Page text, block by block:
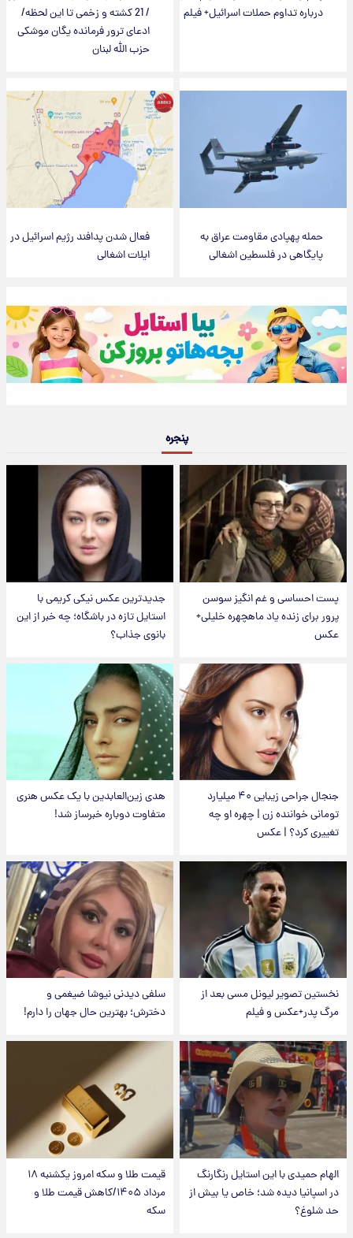
درباره تداوم حملات اسرائیل+ فیلم
/ 21 کشته و زخمی تا این لحظه/
ادعای ترور فرمانده یگان موشکی
حزب الله لبنان
حمله پهپادی مقاومت عراق به
پایگاهی در فلسطین اشغالی
فعال شدن پدافند رژیم اسرائیل در
ایلات اشغالی
پنجره
پست احساسی و غم انگیز سوسن
پرور برای زنده یاد ماهچهره خلیلی+
عکس
جدیدترین عکس نیکی کریمی با
استایل تازه در باشگاه؛ چه خبر از این
بانوی جذاب؟
جنجال جراحی زیبایی ۴۰ میلیارد
تومانی خواننده زن | چهره او چه
تغییری کرد؟ | عکس
هدی زین‌العابدین با یک عکس هنری
متفاوت دوباره خبرساز شد!
نخستین تصویر لیونل مسی بعد از
مرگ پدر+عکس و فیلم
سلفی دیدنی نیوشا ضیغمی و
دخترش؛ بهترین حال جهان را دارم!
الهام حمیدی با این استایل رنگارنگ
در اسپانیا دیده شد؛ خاص یا بیش از
حد شلوغ؟
قیمت طلا و سکه امروز یکشنبه ۱۸
مرداد ۱۴۰۵/کاهش قیمت طلا و
سکه